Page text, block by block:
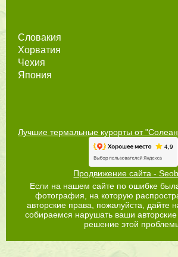
Словакия
Хорватия
Чехия
Япония
Лучшие термальные курорты от
Продвижение сайта -
Если на нашем сайте по ошибке
фотография, на которую
авторские права, пожалуйста, дайте
собираемся нарушать ваши
решение этой